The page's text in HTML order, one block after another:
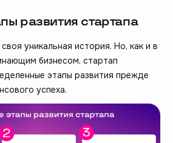
развития стартапа
уникальная история. Но, как и в
бизнесом, стартап
этапы развития прежде
успеха.